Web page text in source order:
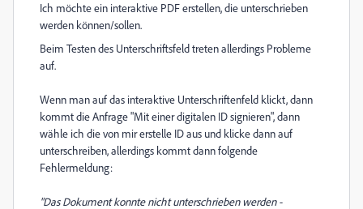
Ich möchte ein interaktive PDF erstellen, die unterschrieben
werden können/sollen.
Beim Testen des Unterschriftsfeld treten allerdings Probleme
auf.
Wenn man auf das interaktive Unterschriftenfeld klickt, dann
kommt die Anfrage "Mit einer digitalen ID signieren", dann
wähle ich die von mir erstelle ID aus und klicke dann auf
unterschreiben, allerdings kommt dann folgende
Fehlermeldung:
"Das Dokument konnte nicht unterschrieben werden -